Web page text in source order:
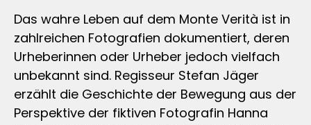
Das wahre Leben auf dem Monte Verità ist in
zahlreichen Fotografien dokumentiert, deren
Urheberinnen oder Urheber jedoch vielfach
unbekannt sind. Regisseur Stefan Jäger
erzählt die Geschichte der Bewegung aus der
Perspektive der fiktiven Fotografin Hanna